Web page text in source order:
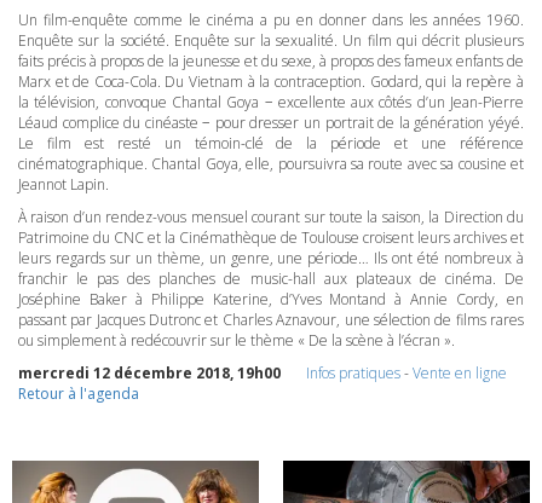
Un film-enquête comme le cinéma a pu en donner dans les années 1960.
Enquête sur la société. Enquête sur la sexualité. Un film qui décrit plusieurs
faits précis à propos de la jeunesse et du sexe, à propos des fameux enfants de
Marx et de Coca-Cola. Du Vietnam à la contraception. Godard, qui la repère à
la télévision, convoque Chantal Goya − excellente aux côtés d’un Jean-Pierre
Léaud complice du cinéaste − pour dresser un portrait de la génération yéyé.
Le film est resté un témoin-clé de la période et une référence
cinématographique. Chantal Goya, elle, poursuivra sa route avec sa cousine et
Jeannot Lapin.
À raison d’un rendez-vous mensuel courant sur toute la saison, la Direction du
Patrimoine du CNCet la Cinémathèque de Toulouse croisent leurs archives et
leurs regards sur un thème, un genre, une période… Ils ont été nombreux à
franchir le pas des planches de music-hall aux plateaux de cinéma. De
Joséphine Baker à Philippe Katerine, d’Yves Montand à Annie Cordy, en
passant par Jacques Dutronc et Charles Aznavour, une sélection de films rares
ou simplement à redécouvrir sur le thème « De la scène à l’écran ».
mercredi 12 décembre 2018, 19h00
Infos pratiques-Vente en ligne
Retour à l'agenda